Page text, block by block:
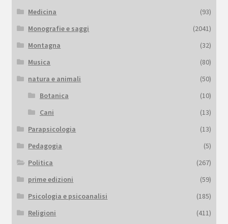
Medicina
(93)
Monografie e saggi
(2041)
Montagna
(32)
Musica
(80)
natura e animali
(50)
Botanica
(10)
Cani
(13)
Parapsicologia
(13)
Pedagogia
(5)
Politica
(267)
prime edizioni
(59)
Psicologia e psicoanalisi
(185)
Religioni
(411)